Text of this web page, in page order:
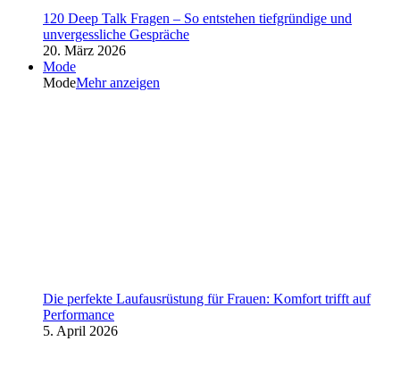
120 Deep Talk Fragen – So entstehen tiefgründige und
unvergessliche Gespräche
20. März 2026
Mode
ModeMehr anzeigen
Die perfekte Laufausrüstung für Frauen: Komfort trifft auf
Performance
5. April 2026